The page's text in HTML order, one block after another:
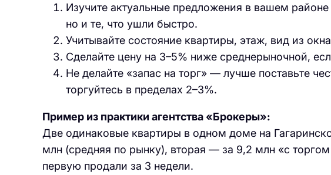
Изучите актуальные предложения в вашем
но и те, что ушли быстро.
Учитывайте состояние квартиры, этаж, вид из
Сделайте цену на 3–5% ниже среднерыночной,
Не делайте «запас на торг» — лучше поставьте
торгуйтесь в пределах 2–3%.
Пример из практики агентства «Брокеры»:
Две одинаковые квартиры в одном доме на
млн (средняя по рынку), вторая — за 9,2 млн «с
первую продали за 3 недели.